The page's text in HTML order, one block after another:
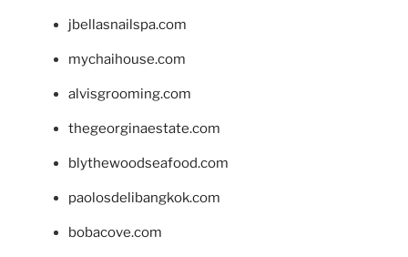
jbellasnailspa.com
mychaihouse.com
alvisgrooming.com
thegeorginaestate.com
blythewoodseafood.com
paolosdelibangkok.com
bobacove.com